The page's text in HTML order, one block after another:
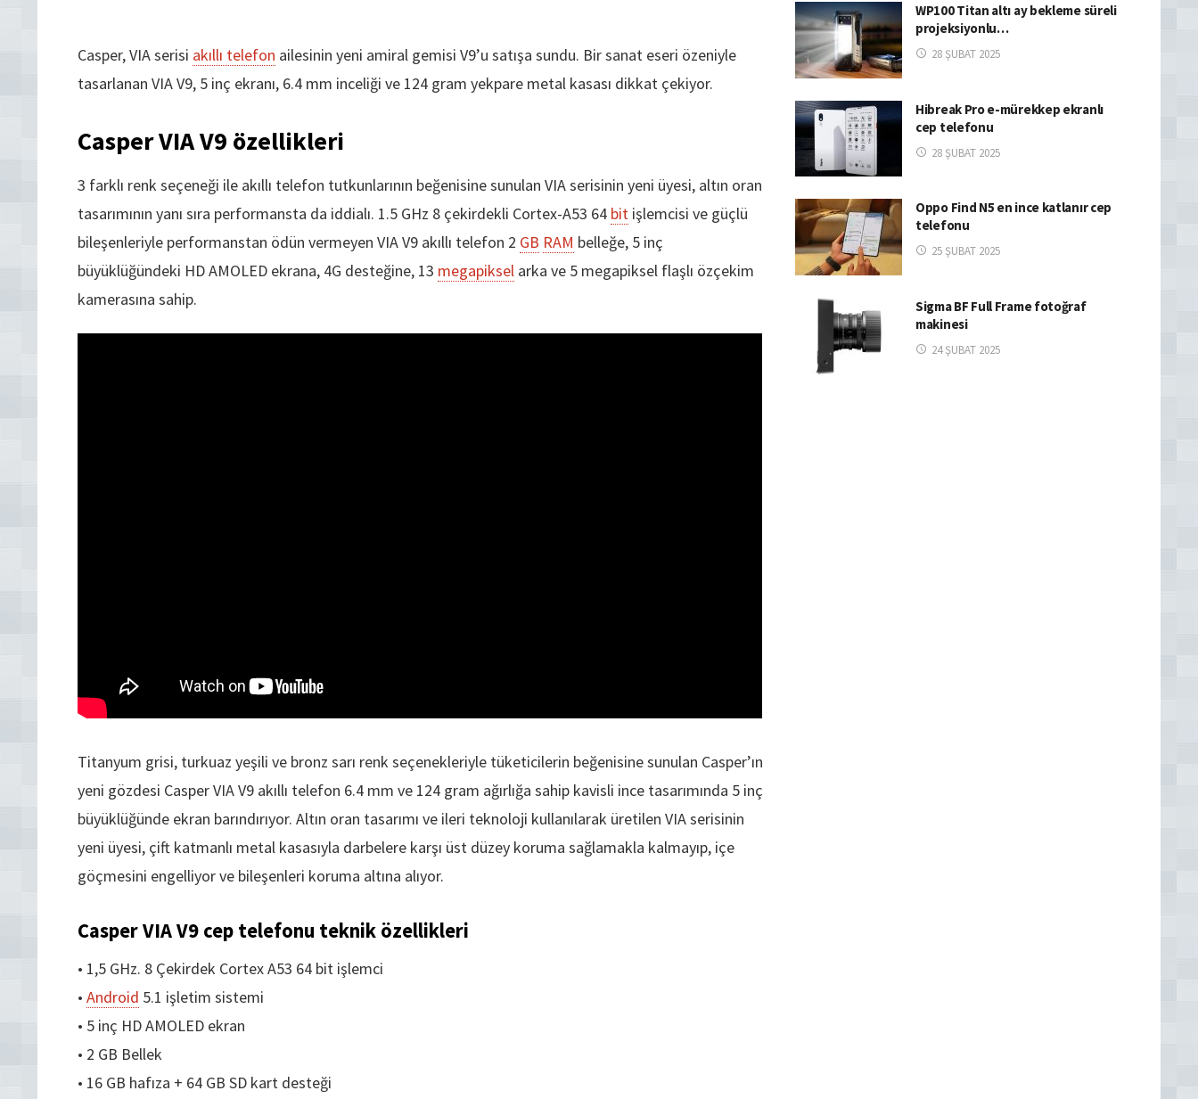
Casper, VIA serisi akıllı telefon ailesinin yeni amiral gemisi V9’u satışa sundu. Bir sanat eseri özeniyle
tasarlanan VIA V9, 5 inç ekranı, 6.4 mm inceliği ve 124 gram yekpare metal kasası dikkat çekiyor.
Casper VIA V9 özellikleri
3 farklı renk seçeneği ile akıllı telefon tutkunlarının beğenisine sunulan VIA serisinin yeni üyesi, altın oran
tasarımının yanı sıra performansta da iddialı. 1.5 GHz 8 çekirdekli Cortex-A53 64 bit işlemcisi ve güçlü
bileşenleriyle performanstan ödün vermeyen VIA V9 akıllı telefon 2 GB RAM belleğe, 5 inç
büyüklüğündeki HD AMOLED ekrana, 4G desteğine, 13 megapiksel arka ve 5 megapiksel flaşlı özçekim
kamerasına sahip.
Titanyum grisi, turkuaz yeşili ve bronz sarı renk seçenekleriyle tüketicilerin beğenisine sunulan Casper’ın
yeni gözdesi Casper VIA V9 akıllı telefon 6.4 mm ve 124 gram ağırlığa sahip kavisli ince tasarımında 5 inç
büyüklüğünde ekran barındırıyor. Altın oran tasarımı ve ileri teknoloji kullanılarak üretilen VIA serisinin
yeni üyesi, çift katmanlı metal kasasıyla darbelere karşı üst düzey koruma sağlamakla kalmayıp, içe
göçmesini engelliyor ve bileşenleri koruma altına alıyor.
Casper VIA V9 cep telefonu teknik özellikleri
• 1,5 GHz. 8 Çekirdek Cortex A53 64 bit işlemci
• Android 5.1 işletim sistemi
• 5 inç HD AMOLED ekran
• 2 GB Bellek
• 16 GB hafıza + 64 GB SD kart desteği
WP100 Titan altı ay bekleme süreli
projeksiyonlu…
28 ŞUBAT 2025
Hibreak Pro e-mürekkep ekranlı
cep telefonu
28 ŞUBAT 2025
Oppo Find N5 en ince katlanır cep
telefonu
25 ŞUBAT 2025
Sigma BF Full Frame fotoğraf
makinesi
24 ŞUBAT 2025